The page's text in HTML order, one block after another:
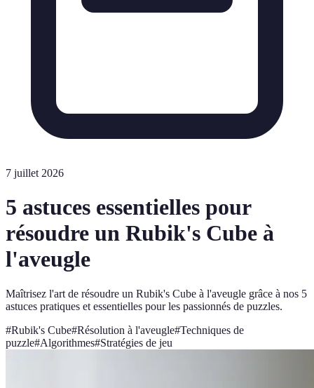
7 juillet 2026
5 astuces essentielles pour
résoudre un Rubik's Cube à
l'aveugle
Maîtrisez l'art de résoudre un Rubik's Cube à l'aveugle grâce à nos 5
astuces pratiques et essentielles pour les passionnés de puzzles.
#Rubik's Cube#Résolution à l'aveugle#Techniques de
puzzle#Algorithmes#Stratégies de jeu